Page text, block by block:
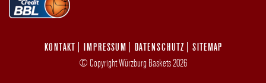
KONTAKT IMPRESSUM DATENSCHUTZ
SITEMAP
© Copyright Würzburg Baskets 2026